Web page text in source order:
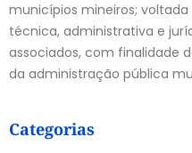
municípios mineiros;
técnica, administrativa e
associados, com finalidade
da administração pública
Categorias